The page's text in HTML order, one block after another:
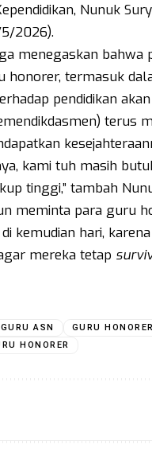
Nunuk
2026).
menegaskan bahwa
honorer, termasuk
pendidikan
terus
kami tuh masih
tinggi,” tambah
meminta para guru
kemudian hari,
mereka tetap
GURU ASN GURU HONORER
HONORER